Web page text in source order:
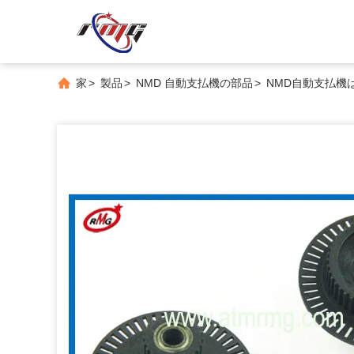
家> 製品> NMD 自動支払機の部品> NMD自動支払機